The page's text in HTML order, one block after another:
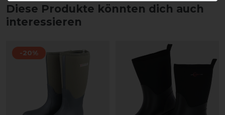
Diese Produkte könnten dich auch
interessieren
-20%